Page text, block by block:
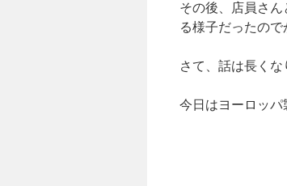
その後、店員さ
る様子だったので
さて、話は長くな
今日はヨーロッパ